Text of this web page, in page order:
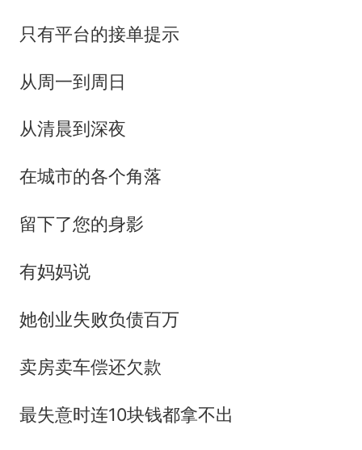
只有平台的接单提示
从周一到周日
从清晨到深夜
在城市的各个角落
留下了您的身影
有妈妈说
她创业失败负债百万
卖房卖车偿还欠款
最失意时连10块钱都拿不出